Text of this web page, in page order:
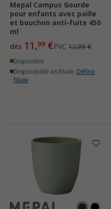
Mepal Campus Gourde
pour enfants avec paille
et bouchon anti-fuite 450
ml
dès 11,99 €PVC 12,99 €
Disponible
Disponibilité en filiale: Définir
filiale